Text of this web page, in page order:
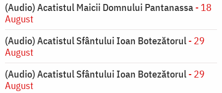
(Audio) Acatistul Maicii Domnului Pantanassa- 18
August
(Audio) Acatistul Sfântului Ioan Botezătorul- 29
August
(Audio) Acatistul Sfântului Ioan Botezătorul- 29
August